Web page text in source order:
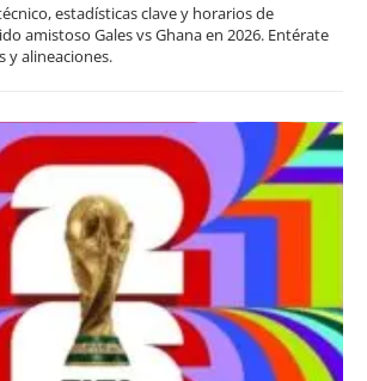
estadísticas clave y horarios de
amistoso Gales vs Ghana en 2026. Entérate
y alineaciones.